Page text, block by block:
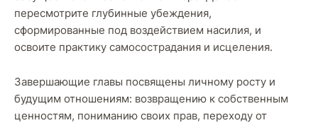
пересмотрите глубинные убеждения,
сформированные под воздействием насилия, и
освоите практику самосострадания и исцеления.
Завершающие главы посвящены личному росту и
будущим отношениям: возвращению к собственным
ценностям, пониманию своих прав, переходу от